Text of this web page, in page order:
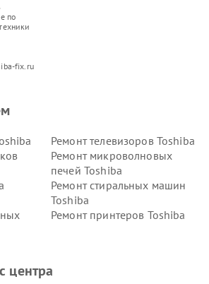
по
fix.ru
Ремонт телевизоров Toshiba
Ремонт микроволновых
печей Toshiba
Ремонт стиральных машин
Toshiba
Ремонт принтеров Toshiba
центра